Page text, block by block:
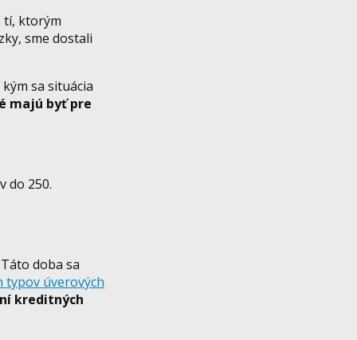
tí, ktorým
sme dostali
sa situácia
majú byť pre
do 250.
doba sa
typov úverových
kreditných